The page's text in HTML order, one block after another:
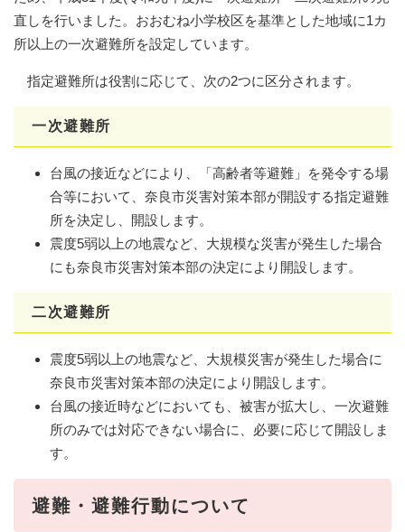
直しを行いました。おおむね小学校区を基準とした地域に1カ
所以上の一次避難所を設定しています。
指定避難所は役割に応じて、次の2つに区分されます。
一次避難所
台風の接近などにより、「高齢者等避難」を発令する場
合等において、奈良市災害対策本部が開設する指定避難
所を決定し、開設します。
震度5弱以上の地震など、大規模な災害が発生した場合
にも奈良市災害対策本部の決定により開設します。
二次避難所
震度5弱以上の地震など、大規模災害が発生した場合に
奈良市災害対策本部の決定により開設します。
台風の接近時などにおいても、被害が拡大し、一次避難
所のみでは対応できない場合に、必要に応じて開設しま
す。
避難・避難行動について